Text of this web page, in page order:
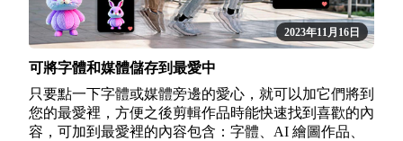
2023年11月16日
可將字體和媒體儲存到最愛中
只要點一下字體或媒體旁邊的愛心，就可以加它們將到
您的最愛裡，方便之後剪輯作品時能快速找到喜歡的內
容，可加到最愛裡的內容包含：字體、AI 繪圖作品、